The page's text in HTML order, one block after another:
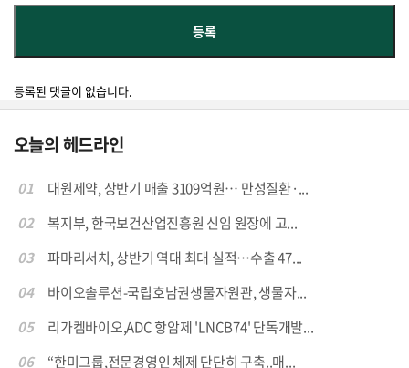
등록된 댓글이 없습니다.
오늘의 헤드라인
01
대원제약, 상반기 매출 3109억원… 만성질환·...
02
복지부, 한국보건산업진흥원 신임 원장에 고...
03
파마리서치, 상반기 역대 최대 실적…수출 47...
04
바이오솔루션-국립호남권생물자원관, 생물자...
05
리가켐바이오,ADC 항암제 'LNCB74' 단독개발...
06
“한미그룹,전문경영인 체제 단단히 구축..매...